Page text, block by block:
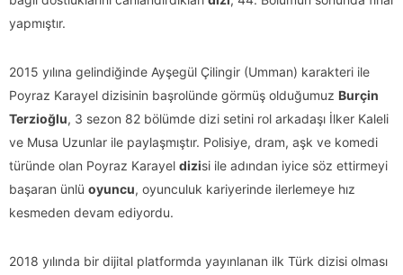
yapmıştır.
2015 yılına gelindiğinde Ayşegül Çilingir (Umman) karakteri ile
Poyraz Karayel dizisinin başrolünde görmüş olduğumuz Burçin
Terzioğlu, 3 sezon 82 bölümde dizi setini rol arkadaşı İlker Kaleli
ve Musa Uzunlar ile paylaşmıştır. Polisiye, dram, aşk ve komedi
türünde olan Poyraz Karayel dizisi ile adından iyice söz ettirmeyi
başaran ünlü oyuncu, oyunculuk kariyerinde ilerlemeye hız
kesmeden devam ediyordu.
2018 yılında bir dijital platformda yayınlanan ilk Türk dizisi olması